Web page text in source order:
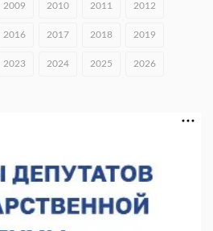
куют славу и доблесть русского
2009 2010 2011 2012
2016 2017 2018 2019
2023 2024 2025 2026